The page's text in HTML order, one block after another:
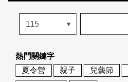
歷史專題
活動列表
地圖搜尋
關於我們
關於我們
會員基本資料
網站導覽
熱門關鍵字
夏令營
親子 兒藝節